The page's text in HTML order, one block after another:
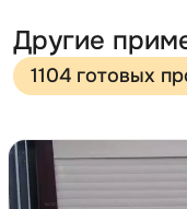
Другие
1104 готовых